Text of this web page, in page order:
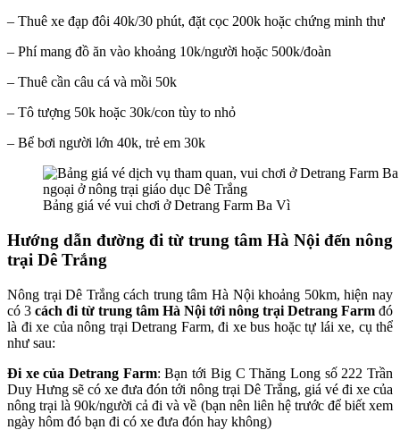
– Thuê xe đạp đôi 40k/30 phút, đặt cọc 200k hoặc chứng minh thư
– Phí mang đồ ăn vào khoảng 10k/người hoặc 500k/đoàn
– Thuê cần câu cá và mồi 50k
– Tô tượng 50k hoặc 30k/con tùy to nhỏ
– Bể bơi người lớn 40k, trẻ em 30k
Bảng giá vé vui chơi ở Detrang Farm Ba Vì
Hướng dẫn đường đi từ trung tâm Hà Nội đến nông
trại Dê Trắng
Nông trại Dê Trắng cách trung tâm Hà Nội khoảng 50km, hiện nay
có 3 cách đi từ trung tâm Hà Nội tới nông trại Detrang Farm đó
là đi xe của nông trại Detrang Farm, đi xe bus hoặc tự lái xe, cụ thể
như sau:
Đi xe của Detrang Farm: Bạn tới Big C Thăng Long số 222 Trần
Duy Hưng sẽ có xe đưa đón tới nông trại Dê Trắng, giá vé đi xe của
nông trại là 90k/người cả đi và về (bạn nên liên hệ trước để biết xem
ngày hôm đó bạn đi có xe đưa đón hay không)